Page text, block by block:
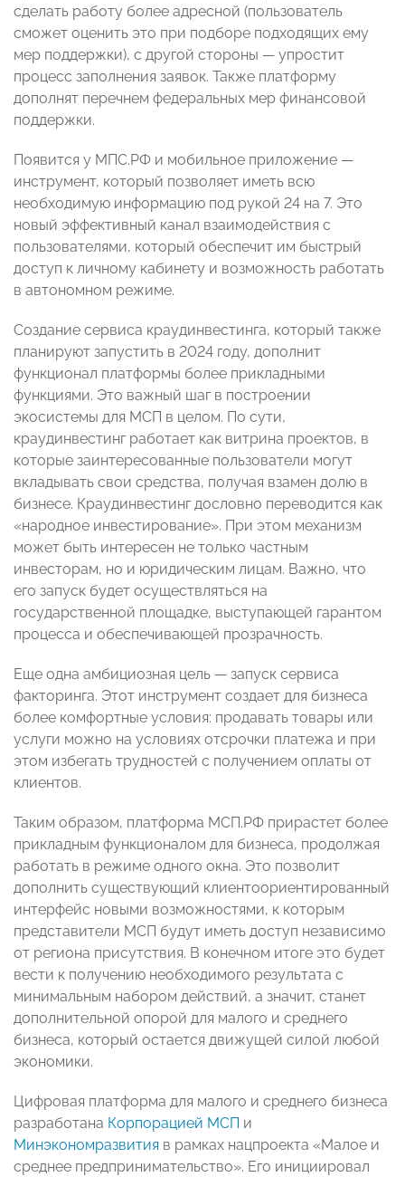
сделать работу более адресной (пользователь
сможет оценить это при подборе подходящих ему
мер поддержки), с другой стороны — упростит
процесс заполнения заявок. Также платформу
дополнят перечнем федеральных мер финансовой
поддержки.
Появится у МПС.РФ и мобильное приложение —
инструмент, который позволяет иметь всю
необходимую информацию под рукой 24 на 7. Это
новый эффективный канал взаимодействия с
пользователями, который обеспечит им быстрый
доступ к личному кабинету и возможность работать
в автономном режиме.
Создание сервиса краудинвестинга, который также
планируют запустить в 2024 году, дополнит
функционал платформы более прикладными
функциями. Это важный шаг в построении
экосистемы для МСП в целом. По сути,
краудинвестинг работает как витрина проектов, в
которые заинтересованные пользователи могут
вкладывать свои средства, получая взамен долю в
бизнесе. Краудинвестинг дословно переводится как
«народное инвестирование». При этом механизм
может быть интересен не только частным
инвесторам, но и юридическим лицам. Важно, что
его запуск будет осуществляться на
государственной площадке, выступающей гарантом
процесса и обеспечивающей прозрачность.
Еще одна амбициозная цель — запуск сервиса
факторинга. Этот инструмент создает для бизнеса
более комфортные условия: продавать товары или
услуги можно на условиях отсрочки платежа и при
этом избегать трудностей с получением оплаты от
клиентов.
Таким образом, платформа МСП.РФ прирастет более
прикладным функционалом для бизнеса, продолжая
работать в режиме одного окна. Это позволит
дополнить существующий клиентоориентированный
интерфейс новыми возможностями, к которым
представители МСП будут иметь доступ независимо
от региона присутствия. В конечном итоге это будет
вести к получению необходимого результата с
минимальным набором действий, а значит, станет
дополнительной опорой для малого и среднего
бизнеса, который остается движущей силой любой
экономики.
Цифровая платформа для малого и среднего бизнеса
разработана Корпорацией МСП и
Минэкономразвития в рамках нацпроекта «Малое и
среднее предпринимательство». Его инициировал